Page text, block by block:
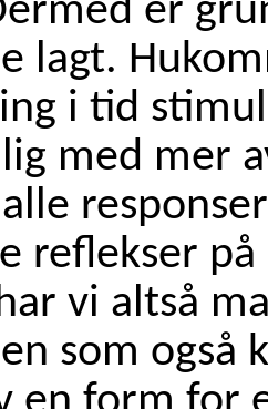
er
lagt.
i tid
med mer
reflekser
vi altså
som også